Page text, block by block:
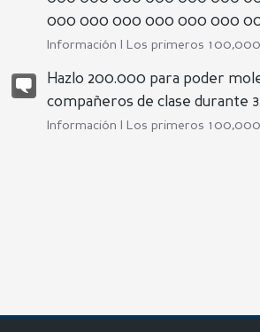
000 000 000 000 000 000
Información | Los primeros
Hazlo 200.000 para poder
compañeros de clase durante
Información | Los primeros